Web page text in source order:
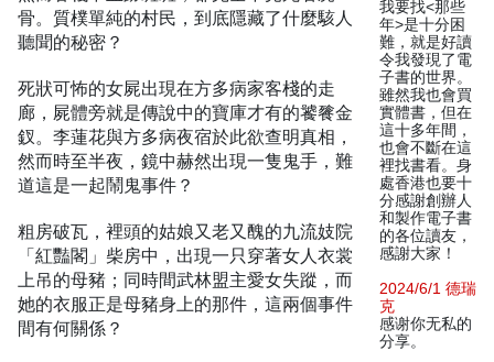
骨。質樸單純的村民，到底隱藏了什麼駭人
聽聞的秘密？
死狀可怖的女屍出現在方多病家客棧的走
廊，屍體旁就是傳說中的寶庫才有的饕餮金
釵。李蓮花與方多病夜宿於此欲查明真相，
然而時至半夜，鏡中赫然出現一隻鬼手，難
道這是一起鬧鬼事件？
粗房破瓦，裡頭的姑娘又老又醜的九流妓院
「紅豔閣」柴房中，出現一只穿著女人衣裳
上吊的母豬；同時間武林盟主愛女失蹤，而
她的衣服正是母豬身上的那件，這兩個事件
間有何關係？
我要找<那些
年>是十分困
難，就是好讀
令我發現了電
子書的世界。
雖然我也會買
實體書，但在
這十多年間，
也會不斷在這
裡找書看。身
處香港也要十
分感謝創辦人
和製作電子書
的各位讀友，
感謝大家！
2024/6/1 德瑞
克
感谢你无私的
分享。